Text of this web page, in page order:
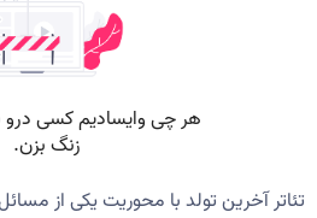
تئاتر آخرین تولد با محوریت یکی از